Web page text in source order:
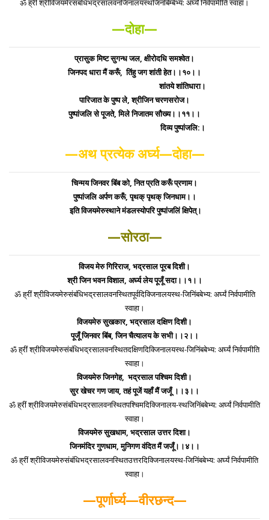
ॐ ह्रीं श्रीविजयमेरसंबंधिभद्रसालवनजिनालयस्थजिनबिम्बेभ्य: अर्घ्यं निर्वपामीति स्वाहा।
—दोहा—
प्रासुक मिष्ट सुगन्ध जल, क्षीरोदधि समश्वेत।
जिनपद धारा मैं करूँ, तिंहु जग शांती हेत।।१०।।
शांतये शांतिधारा।
पारिजात के पुष्प ले, श्रीजिन चरणसरोज।
पुष्पांजलि से पूजते, मिले निजातम सौख्य।।११।।
दिव्य पुष्पांजलि:।
—अथ प्रत्येक अर्घ्य—दोहा—
चिन्मय जिनवर बिंब को, नित प्रति करूँ प्रणाम।
पुष्पांजलि अर्पण करूँ, पृथक् पृथक् जिनधाम।।
इति विजयमेरुस्थाने मंडलस्योपरि पुष्पांजलिं क्षिपेत्।
—सोरठा—
विजय मेरु गिरिराज, भद्रसाल पूरब दिशी।
श्री जिन भवन विशाल, अर्घ्य लेय पूजूँ सदा।।१।।
ॐ ह्रीं श्रीविजयमेरुसंबंधिभद्रसालवनस्थितपूर्वदिक्जिनालयस्थ-जिनिंबबेभ्य: अर्घ्यं निर्वपामीति
स्वाहा।
विजयमेरु सुखकार, भद्रसाल दक्षिण दिशी।
पूजूँ जिनवर बिंब, जिन चैत्यालय के सभी।।२।।
ॐ ह्रीं श्रीविजयमेरुसंबंधिभद्रसालवनस्थितदक्षिणदिक्जिनालयस्थ-जिनिंबबेभ्य: अर्घ्यं निर्वपामीति
स्वाहा।
विजयमेरु जिनगेह, भद्रसाल पश्चिम दिशी।
सुर खेचर गण जाय, तहं पूजें यहाँ मैं जजूँ ।।३।।
ॐ ह्रीं श्रीविजयमेरुसंबंधिभद्रसालवनस्थितपश्चिमदिक्जिनालय-स्थजिनिंबबेभ्य: अर्घ्यं निर्वपामीति
स्वाहा।
विजयमेरु सुखधाम, भद्रसाल उत्तर दिशा।
जिनमंदिर गुणधाम, मुनिगण वंदित मैं जजूँ।।४।।
ॐ ह्रीं श्रीविजयमेरुसंबंधिभद्रसालवनस्थितउत्तरदिक्जिनालयस्थ-जिनिंबबेभ्य: अर्घ्यं निर्वपामीति
स्वाहा।
—पूर्णार्घ्य—वीरछन्द—